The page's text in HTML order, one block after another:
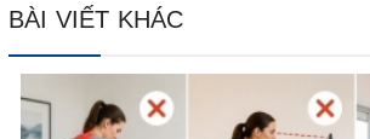
BÀI VIẾT KHÁC